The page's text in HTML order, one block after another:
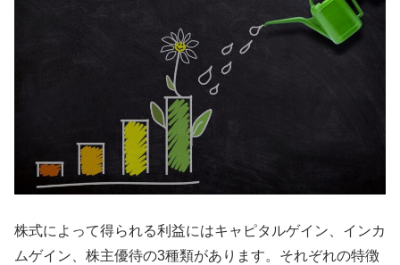
株式によって得られる利益にはキャピタルゲイン、インカ
ムゲイン、株主優待の3種類があります。それぞれの特徴